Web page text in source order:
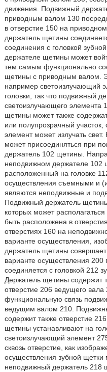
движения. Подвижный
приводным валом 130
в отверстие 150 на
держатель щетины
соединения с головкой
держателе щетины может
тем самым функционально
щетины с приводным валом.
например светоизлучающий
головки, так что подвижный
светоизлучающего элемента
щетины может также
или полупрозрачный
элемент может излучать
может присоединяться при
держатель 102 щетины.
неподвижном держателе 102
расположенный на головке
осуществления съемными и
являются неподвижные и
Подвижный держатель
которых может
быть расположена в
отверстиях 160 на
варианте осуществления,
держатель щетины
варианте осуществления
соединяется с головкой 212
Держатель щетины содержит
отверстие 206 ведущего
функциональную связь
ведущим валом 210.
содержит также отверстие
щетины устанавливают на
светоизлучающий элемент
сквозь отверстие, как
осуществления зубной щетки
неподвижный держатель 218